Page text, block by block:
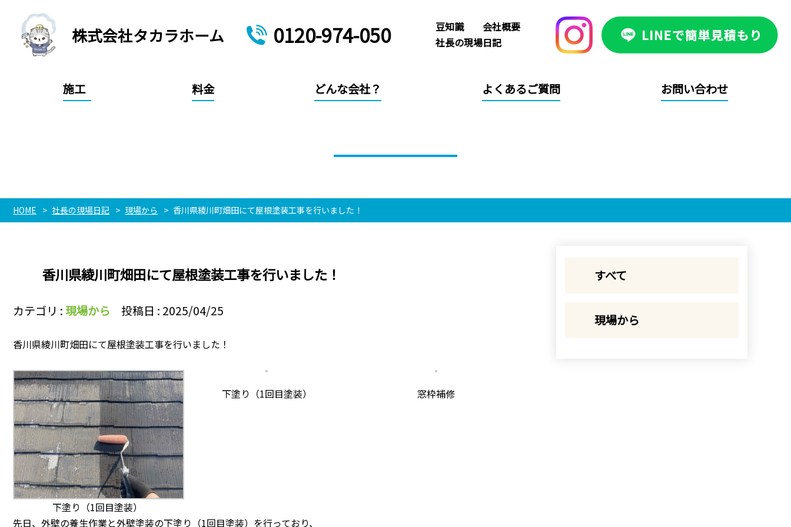
株式会社タカラホーム 0120-974-050 豆知識
会社概要
社長の現場日記
施工 料金 どんな会社？ よくあるご質問 お問い合わせ
HOME 社長の現場日記 現場から 香川県綾川町畑田にて屋根塗装工事を行いました！
香川県綾川町畑田にて屋根塗装工事を行いました！
カテゴリ :現場から 投稿日 : 2025/04/25
香川県綾川町畑田にて屋根塗装工事を行いました！
下塗り（1回目塗装）
下塗り（1回目塗装） 窓枠補修
先日、外壁の養生作業と外壁塗装の下塗り（1回目塗装）を行っており、
すべて
現場から